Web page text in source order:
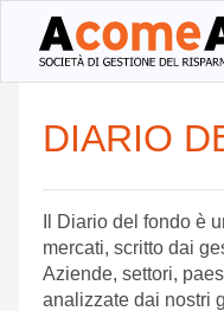
DIARIO
Il Diario del fondo è
mercati, scritto dai
Aziende, settori,
analizzate dai nostri